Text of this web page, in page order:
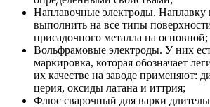
Наплавочные электроды. Наплавку
выполнить на все типы
присадочного металла на основной;
Вольфрамовые электроды. У них
маркировка, которая обозначает
их качестве на заводе применяют:
церия, оксиды латана и иттрия;
Флюс сварочный для варки